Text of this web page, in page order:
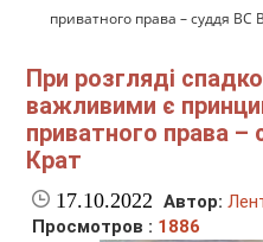
приватного права – суддя ВС
При розгляді
важливими є
приватного права
Крат
17.10.2022 Автор:
Просмотров : 1886